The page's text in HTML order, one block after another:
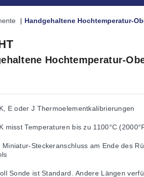
Handgehaltene Hochtemperatur-
Hochtemperatur-
E oder J Thermoelementkalibrierungen
misst Temperaturen bis zu 1100°C
Miniatur-Steckeranschluss am Ende des
Sonde ist Standard. Andere Längen